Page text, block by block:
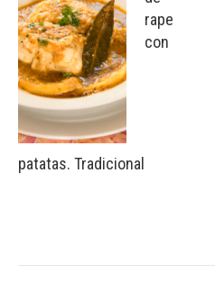
rape
con
patatas. Tradicional